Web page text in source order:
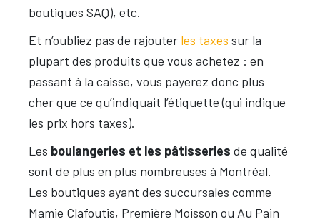
boutiques SAQ), etc.
Et n’oubliez pas de rajouter les taxes sur la
plupart des produits que vous achetez : en
passant à la caisse, vous payerez donc plus
cher que ce qu’indiquait l’étiquette (qui indique
les prix hors taxes).
Les boulangeries et les pâtisseries de qualité
sont de plus en plus nombreuses à Montréal.
Les boutiques ayant des succursales comme
Mamie Clafoutis, Première Moisson ou Au Pain